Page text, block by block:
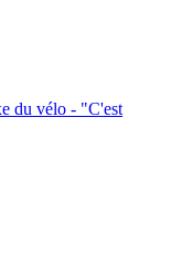
du vélo - "C'est